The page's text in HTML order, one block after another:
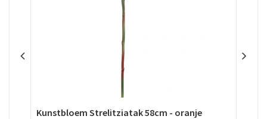
Kunstbloem Strelitziatak 58cm - oranje